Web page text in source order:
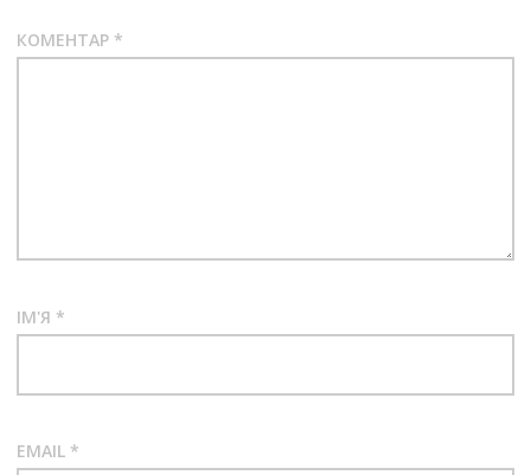
КОМЕНТАР *
ІМ'Я *
EMAIL *